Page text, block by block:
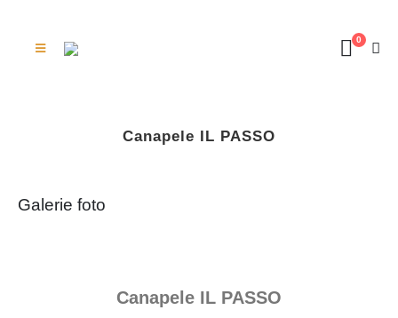
0
Canapele IL PASSO
Galerie foto
Canapele IL PASSO